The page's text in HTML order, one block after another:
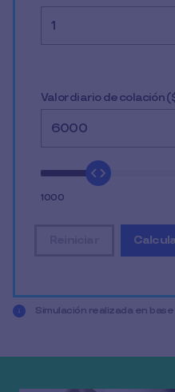
Completa tus datos para
Valor diario de colación
1000
restablecer
Simulación realizada en